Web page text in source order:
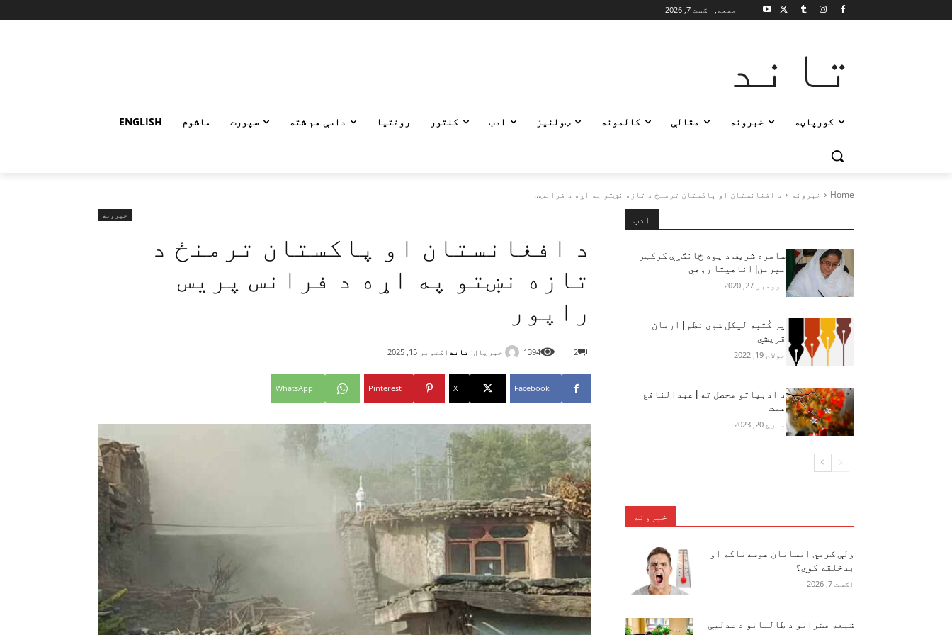
جمعه, اګست 7, 2026
تاند
کورپاڼه خبرونه مقالې کالمونه ټولنیز ادب کلتور روغتیا داسې هم شته سپورت ماشوم ENGLISH
Home خبرونه د افغانستان او پاکستان ترمنځ د تازه نښتو په اړه د فرانس...
خبرونه
د افغانستان او پاکستان ترمنځ د
تازه نښتو په اړه د فرانس پریس
راپور
خبریال: تاند اکتوبر 15, 2025 2
1394
Facebook
X
Pinterest
WhatsApp
ادب
ساهره شریف د یوه ځانګړې کرکټر
مېرمن| اناهیتا روهي
نوومبر 27, 2020
پر کُتبه ليکل شوی نظم | ارمان
قریشي
جولای 19, 2022
د ادبیاتو محصل ته | عبدالنافع
همت
مارچ 20, 2023
خبرونه
ولې ګرمي انسانان غوسه‌ناکه او
بدخلقه کوي؟
اګست 7, 2026
شیعه مشرانو د طالبانو د عدلیې